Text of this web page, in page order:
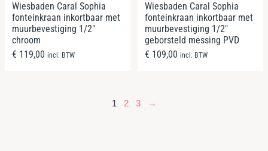
Wiesbaden Caral Sophia
fonteinkraan inkortbaar met
muurbevestiging 1/2″
chroom
€ 119,00 incl. BTW
Wiesbaden Caral Sophia
fonteinkraan inkortbaar met
muurbevestiging 1/2″
geborsteld messing PVD
€ 109,00 incl. BTW
1 2 3 →